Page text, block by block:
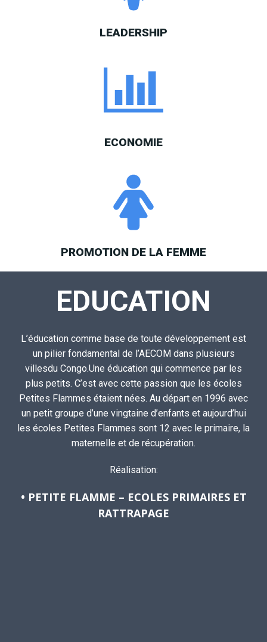
LEADERSHIP
ECONOMIE
PROMOTION DE LA FEMME
EDUCATION
L’éducation comme base de toute développement est
un pilier fondamental de l’AECOM dans plusieurs
villesdu Congo.Une éducation qui commence par les
plus petits. C’est avec cette passion que les écoles
Petites Flammes étaient nées. Au départ en 1996 avec
un petit groupe d’une vingtaine d’enfants et aujourd’hui
les écoles Petites Flammes sont 12 avec le primaire, la
maternelle et de récupération.
Réalisation:
• PETITE FLAMME – ECOLES PRIMAIRES ET
RATTRAPAGE